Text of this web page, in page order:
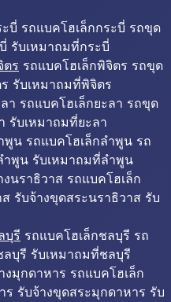
บี่ รถแบคโฮเล็กกระบี่ รถขุด
รับเหมาถมที่กระบี่
ตร รถแบคโฮเล็กพิจิตร รถขุด
รับเหมาถมที่พิจิตร
า รถแบคโฮเล็กยะลา รถขุด
รับเหมาถมที่ยะลา
พูน รถแบคโฮเล็กลำพูน รถ
ำพูน รับเหมาถมที่ลำพูน
นราธิวาส รถแบคโฮเล็ก
รับจ้างขุดสระนราธิวาส รับ
บุรี รถแบคโฮเล็กชลบุรี รถ
บุรี รับเหมาถมที่ชลบุรี
มุกดาหาร รถแบคโฮเล็ก
รับจ้างขุดสระมุกดาหาร รับ